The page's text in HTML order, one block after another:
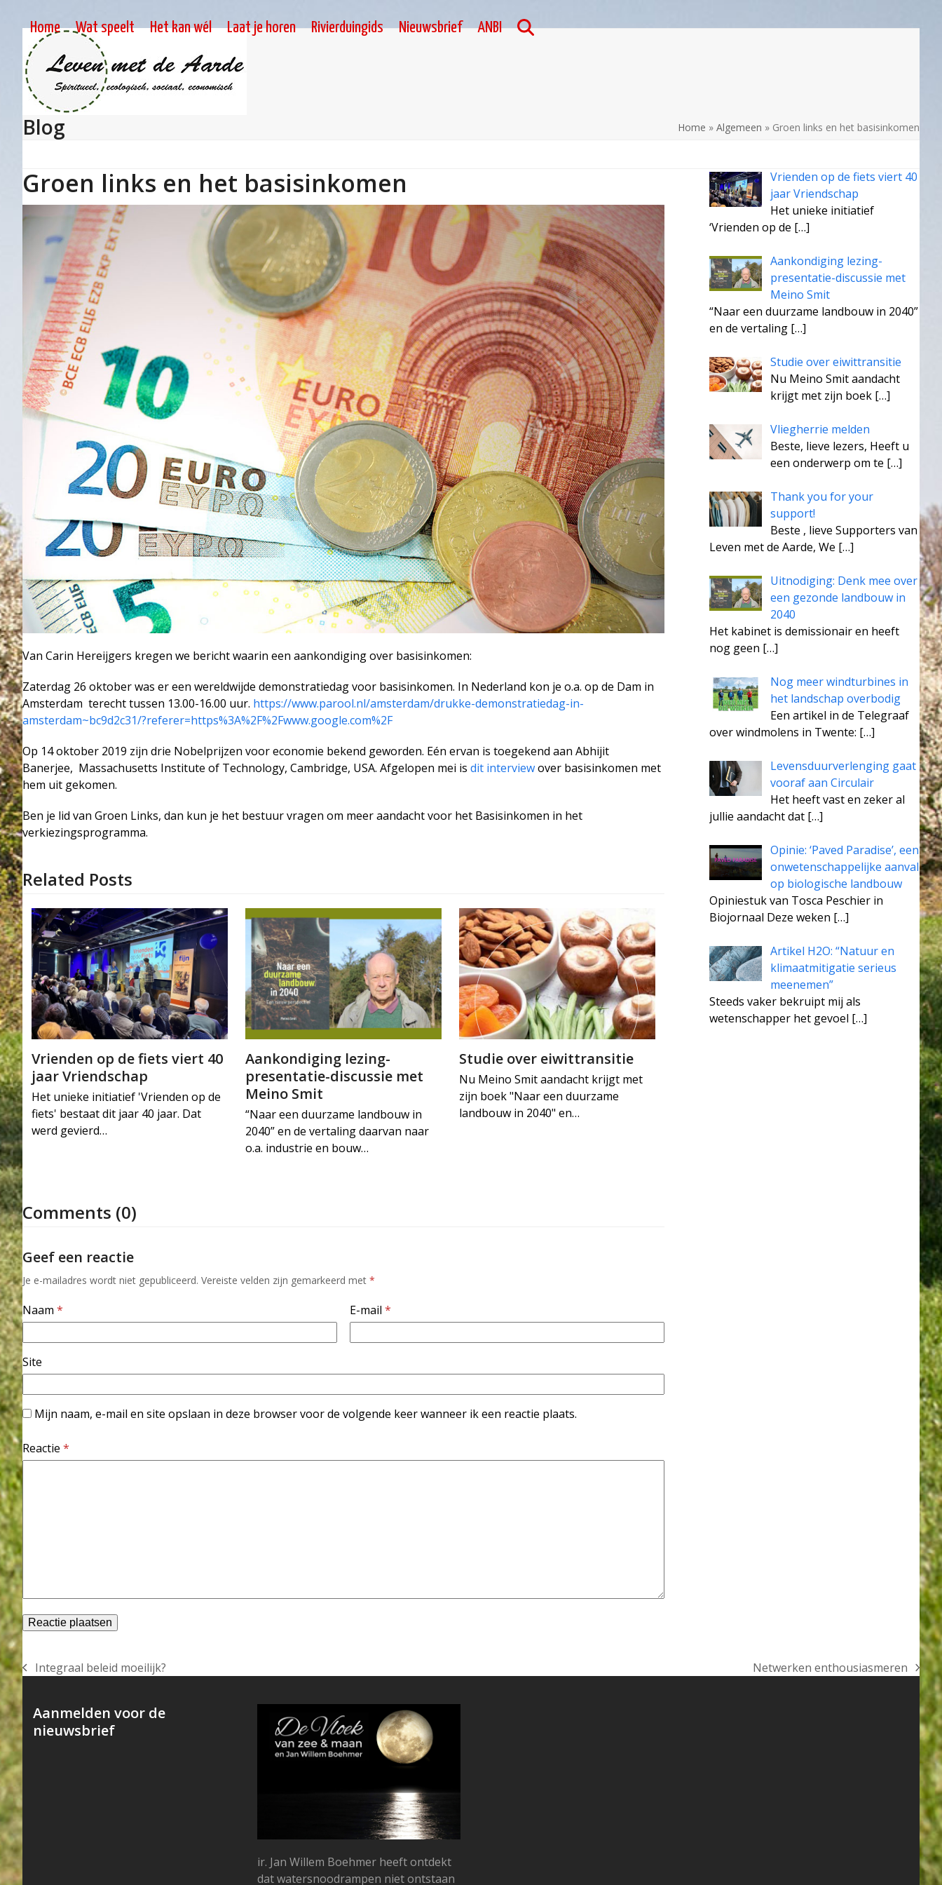
content
Home Wat speelt Het kan wél Laat je horen Rivierduingids Nieuwsbrief ANBI
Blog Home » Algemeen » Groen links en het basisinkomen
Groen links en het basisinkomen
Van Carin Hereijgers kregen we bericht waarin een aankondiging over basisinkomen:
Zaterdag 26 oktober was er een wereldwijde demonstratiedag voor basisinkomen. In Nederland kon je o.a. op de Dam in
Amsterdam terecht tussen 13.00-16.00 uur. https://www.parool.nl/amsterdam/drukke-demonstratiedag-in-
amsterdam~bc9d2c31/?referer=https%3A%2F%2Fwww.google.com%2F
Op 14 oktober 2019 zijn drie Nobelprijzen voor economie bekend geworden. Eén ervan is toegekend aan Abhijit
Banerjee, Massachusetts Institute of Technology, Cambridge, USA. Afgelopen mei is dit interviewover basisinkomen met
hem uit gekomen.
Ben je lid van Groen Links, dan kun je het bestuur vragen om meer aandacht voor het Basisinkomen in het
verkiezingsprogramma.
Related Posts
Vrienden op de fiets viert 40
jaar Vriendschap
Het unieke initiatief 'Vrienden op de
fiets' bestaat dit jaar 40 jaar. Dat
werd gevierd…
Aankondiging lezing-
presentatie-discussie met
Meino Smit
“Naar een duurzame landbouw in
2040” en de vertaling daarvan naar
o.a. industrie en bouw…
Studie over eiwittransitie
Nu Meino Smit aandacht krijgt met
zijn boek "Naar een duurzame
landbouw in 2040" en…
Comments (0)
Geef een reactie
Je e-mailadres wordt niet gepubliceerd. Vereiste velden zijn gemarkeerd met *
Naam * E-mail*
Site
Mijn naam, e-mail en site opslaan in deze browser voor de volgende keer wanneer ik een reactie plaats.
Reactie *
Vrienden op de fiets viert 40
jaar Vriendschap
Het unieke initiatief
‘Vrienden op de […]
Aankondiging lezing-
presentatie-discussie met
Meino Smit
“Naar een duurzame landbouw in 2040”
en de vertaling […]
Studie over eiwittransitie
Nu Meino Smit aandacht
krijgt met zijn boek […]
Vliegherrie melden
Beste, lieve lezers, Heeft u
een onderwerp om te […]
Thank you for your
support!
Beste , lieve Supporters van
Leven met de Aarde, We […]
Uitnodiging: Denk mee over
een gezonde landbouw in
2040
Het kabinet is demissionair en heeft
nog geen […]
Nog meer windturbines in
het landschap overbodig
Een artikel in de Telegraaf
over windmolens in Twente: […]
Levensduurverlenging gaat
vooraf aan Circulair
Het heeft vast en zeker al
jullie aandacht dat […]
Opinie: ‘Paved Paradise’, een
onwetenschappelijke aanval
op biologische landbouw
Opiniestuk van Tosca Peschier in
Biojornaal Deze weken […]
Artikel H2O: “Natuur en
klimaatmitigatie serieus
meenemen”
Steeds vaker bekruipt mij als
wetenschapper het gevoel […]
previous
Integraal beleid moeilijk?
next
Netwerken enthousiasmeren
Aanmelden voor de
nieuwsbrief
ir. Jan Willem Boehmer heeft ontdekt
dat watersnoodrampen niet ontstaan